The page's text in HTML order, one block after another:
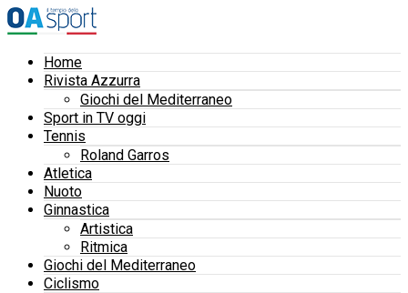
Home
Rivista Azzurra
Giochi del Mediterraneo
Sport in TV oggi
Tennis
Roland Garros
Atletica
Nuoto
Ginnastica
Artistica
Ritmica
Giochi del Mediterraneo
Ciclismo